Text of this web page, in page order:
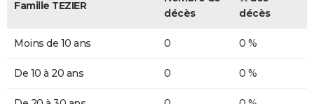
Famille TEZIER
décès
décès
Moins de 10 ans 0 0 %
De 10 à 20 ans 0 0 %